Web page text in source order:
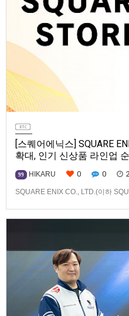
[스퀘어에닉스] SQUARE
확대, 인기 신상품 라인업
99 HIKARU 0 0
SQUARE ENIX CO., LTD.(이하